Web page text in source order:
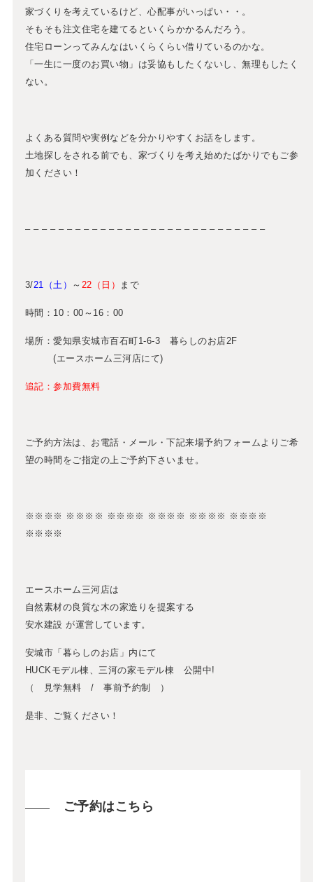
家づくりを考えているけど、心配事がいっぱい・・。
そもそも注文住宅を建てるといくらかかるんだろう。
住宅ローンってみんなはいくらくらい借りているのかな。
「一生に一度のお買い物」は妥協もしたくないし、無理もしたく
ない。
よくある質問や実例などを分かりやすくお話をします。
土地探しをされる前でも、家づくりを考え始めたばかりでもご参
加ください！
– – – – – – – – – – – – – – – – – – – – – – – – – – – – –
3/21（土） ～ 22（日） まで
時間：10：00～16：00
場所：愛知県安城市百石町1-6-3 暮らしのお店2F
(エースホーム三河店にて)
追記：参加費無料
ご予約方法は、お電話・メール・下記来場予約フォームよりご希
望の時間をご指定の上ご予約下さいませ。
※※※※ ※※※※ ※※※※ ※※※※ ※※※※ ※※※※
※※※※
エースホーム三河店は
自然素材の良質な木の家造りを提案する
安水建設 が運営しています。
安城市「暮らしのお店」内にて
HUCKモデル棟、三河の家モデル棟 公開中!
（ 見学無料 / 事前予約制 ）
是非、ご覧ください！
ご予約はこちら